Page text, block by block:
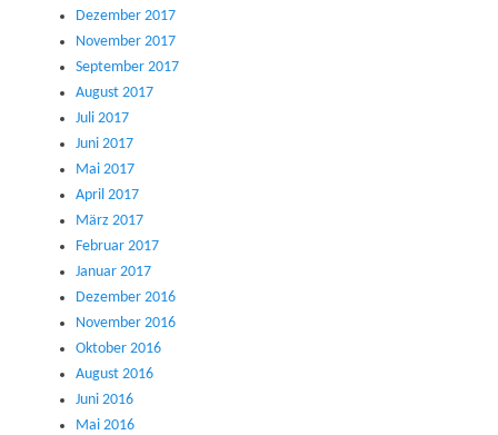
Dezember 2017
November 2017
September 2017
August 2017
Juli 2017
Juni 2017
Mai 2017
April 2017
März 2017
Februar 2017
Januar 2017
Dezember 2016
November 2016
Oktober 2016
August 2016
Juni 2016
Mai 2016